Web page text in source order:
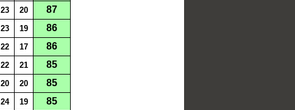
23 20 87
23 19 86
22 17 86
22 21 85
20 20 85
24 19 85